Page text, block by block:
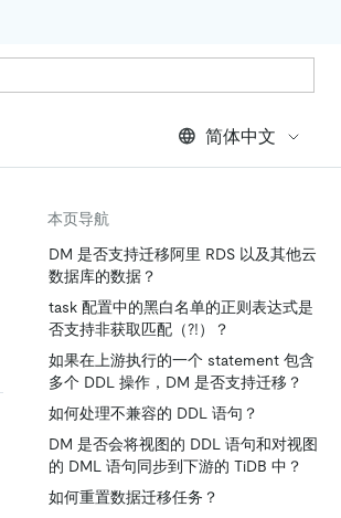
简体中文
本页导航
DM 是否支持迁移阿里 RDS 以及其他云
数据库的数据？
task 配置中的黑白名单的正则表达式是
否支持非获取匹配（?!）？
如果在上游执行的一个 statement 包含
多个 DDL 操作，DM 是否支持迁移？
如何处理不兼容的 DDL 语句？
DM 是否会将视图的 DDL 语句和对视图
的 DML 语句同步到下游的 TiDB 中？
如何重置数据迁移任务？